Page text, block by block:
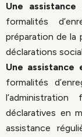
Une
formalités
préparation de la
déclarations
Une assistance
formalités
déclaratives en
assistance